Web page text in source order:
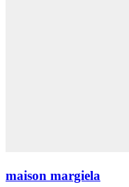
maison margiela